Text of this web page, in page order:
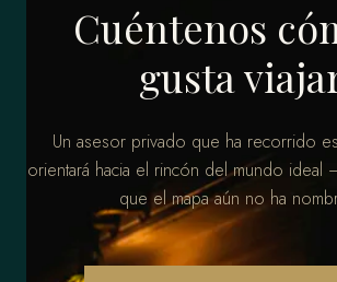
Cuéntenos
gusta
Un asesor privado que ha recorrido
orientará hacia el rincón del mundo ideal
que el mapa aún no ha